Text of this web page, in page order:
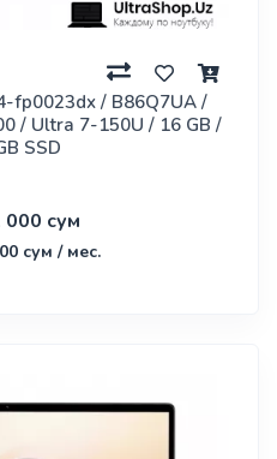
fp0023dx / B86Q7UA /
/ Ultra 7-150U / 16 GB /
SSD
000 сум
сум / мес.